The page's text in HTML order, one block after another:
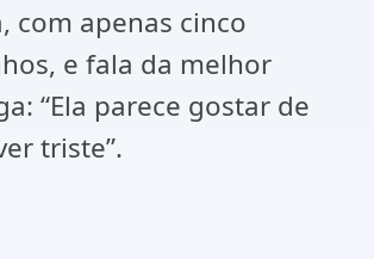
com apenas cinco
e fala da melhor
“Ela parece gostar de
triste”.